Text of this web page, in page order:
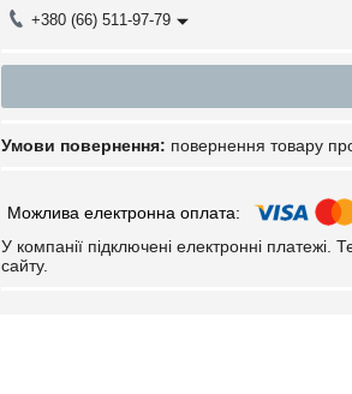
+380 (66) 511-97-79
повернення товару
У компанії підключені електронні
сайту.